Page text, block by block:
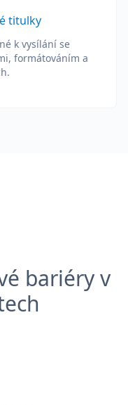
titulky
k vysílání se
formátováním a
bariéry v